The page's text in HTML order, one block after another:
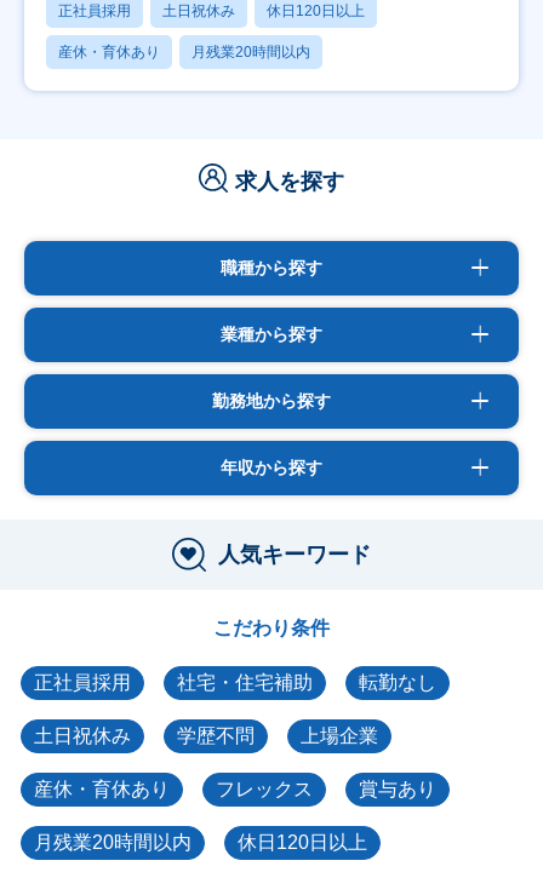
正社員採用 土日祝休み 休日120日以上
産休・育休あり 月残業20時間以内
求人を探す
職種から探す
業種から探す
勤務地から探す
年収から探す
人気キーワード
こだわり条件
正社員採用 社宅・住宅補助 転勤なし
土日祝休み 学歴不問 上場企業
産休・育休あり フレックス 賞与あり
月残業20時間以内 休日120日以上